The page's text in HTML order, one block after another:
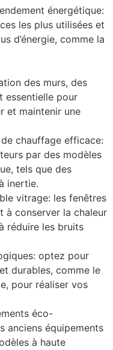
énergétique:
les plus utilisées et
d’énergie, comme la
des murs, des
essentielle pour
et maintenir une
chauffage efficace:
par des modèles
tels que des
inertie.
vitrage: les fenêtres
à conserver la chaleur
réduire les bruits
optez pour
durables, comme le
pour réaliser vos
éco-
anciens équipements
à haute